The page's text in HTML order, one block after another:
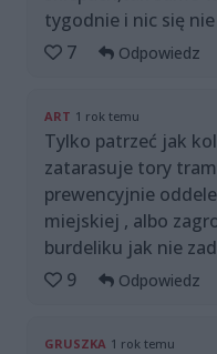
tygodnie i nic się
7
Odpowiedz
ART 1 rok temu
Tylko patrzeć jak
zatarasuje tory
prewencyjnie
miejskiej , albo
burdeliku jak nie
9
Odpowiedz
GRUSZKA 1 rok temu